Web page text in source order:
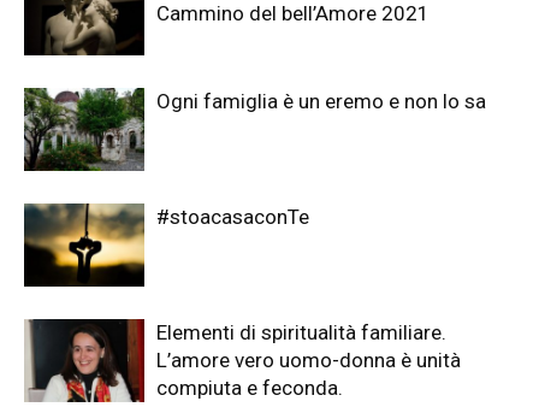
Cammino del bell’Amore 2021
Ogni famiglia è un eremo e non lo sa
#stoacasaconTe
Elementi di spiritualità familiare.
L’amore vero uomo-donna è unità
compiuta e feconda.